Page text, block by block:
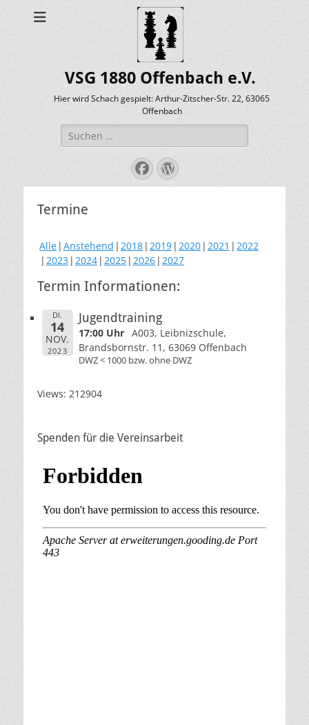
VSG 1880 Offenbach e.V.
Hier wird Schach gespielt: Arthur-Zitscher-Str. 22, 63065
Offenbach
Suche
nach:
Facebook
WordPress
Termine
Alle Anstehend 2018 2019 2020 2021
2022
2023 2024 2025 2026 2027
Termin Informationen:
DI.
14
NOV.
2023
Jugendtraining
17:00 Uhr A003, Leibnizschule,
Brandsbornstr. 11, 63069 Offenbach
DWZ < 1000 bzw. ohne DWZ
Views: 212904
Spenden für die Vereinsarbeit